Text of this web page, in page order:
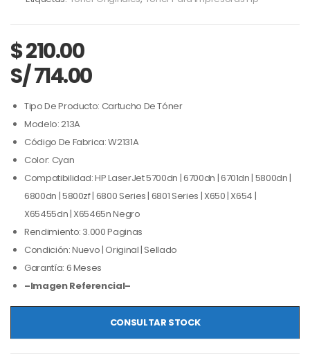
$210.00
S/ 714.00
Tipo De Producto: Cartucho De Tóner
Modelo: 213A
Código De Fabrica: W2131A
Color: Cyan
Compatibilidad: HP LaserJet 5700dn | 6700dn | 6701dn | 5800dn |
6800dn | 5800zf | 6800 Series | 6801 Series | X650 | X654 |
X65455dn | X65465n Negro
Rendimiento: 3.000 Paginas
Condición: Nuevo | Original | Sellado
Garantía: 6 Meses
–Imagen Referencial–
CONSULTAR STOCK